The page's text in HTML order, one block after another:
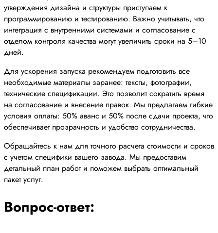
утверждения дизайна и структуры приступаем к
программированию и тестированию. Важно учитывать, что
интеграция с внутренними системами и согласование с
отделом контроля качества могут увеличить сроки на 5–10
дней.
Для ускорения запуска рекомендуем подготовить все
необходимые материалы заранее: тексты, фотографии,
технические спецификации. Это позволит сократить время
на согласование и внесение правок. Мы предлагаем гибкие
условия оплаты: 50% аванс и 50% после сдачи проекта, что
обеспечивает прозрачность и удобство сотрудничества.
Обращайтесь к нам для точного расчета стоимости и сроков
с учетом специфики вашего завода. Мы предоставим
детальный план работ и поможем выбрать оптимальный
пакет услуг.
Вопрос-ответ: